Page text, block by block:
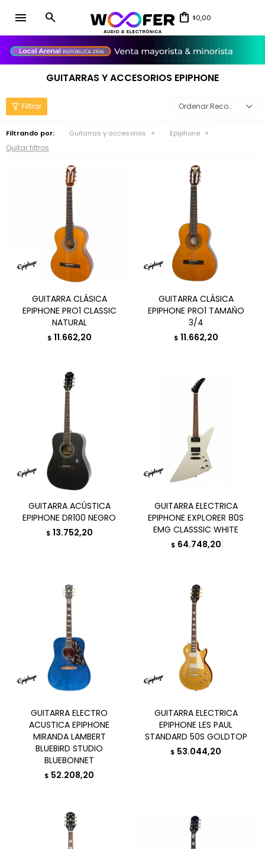
menu $0,00
GUITARRAS Y ACCESORIOS EPIPHONE
Recomendados
Filtrando por: Guitarras y accesorios Epiphone
Quitar filtros
GUITARRA CLÁSICA
EPIPHONE PRO1 CLASSIC
NATURAL
$ 11.662,20
GUITARRA CLÁSICA
EPIPHONE PRO1 TAMAÑO
3/4
$ 11.662,20
GUITARRA ACÚSTICA
EPIPHONE DR100 NEGRO
$ 13.752,20
GUITARRA ELECTRICA
EPIPHONE EXPLORER 80S
EMG CLASSSIC WHITE
$ 64.748,20
GUITARRA ELECTRO
ACUSTICA EPIPHONE
MIRANDA LAMBERT
BLUEBIRD STUDIO
BLUEBONNET
$ 52.208,20
GUITARRA ELECTRICA
EPIPHONE LES PAUL
STANDARD 50S GOLDTOP
$ 53.044,20
close